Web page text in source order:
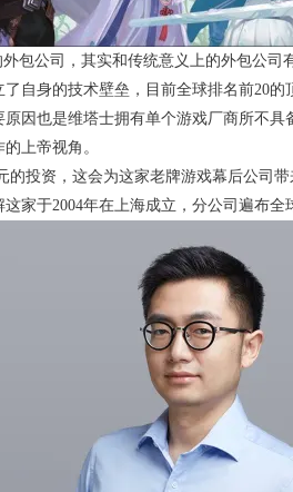
包公司，其实和传统意义上的外包公司
自身的技术壁垒，目前全球排名前20
因也是维塔士拥有单个游戏厂商所不
上帝视角。
投资，这会为这家老牌游戏幕后公司
家于2004年在上海成立，分公司遍布全